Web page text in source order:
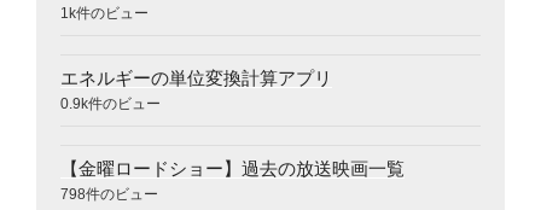
1k件のビュー
エネルギーの単位変換計算アプリ
0.9k件のビュー
【金曜ロードショー】過去の放送映画一覧
798件のビュー